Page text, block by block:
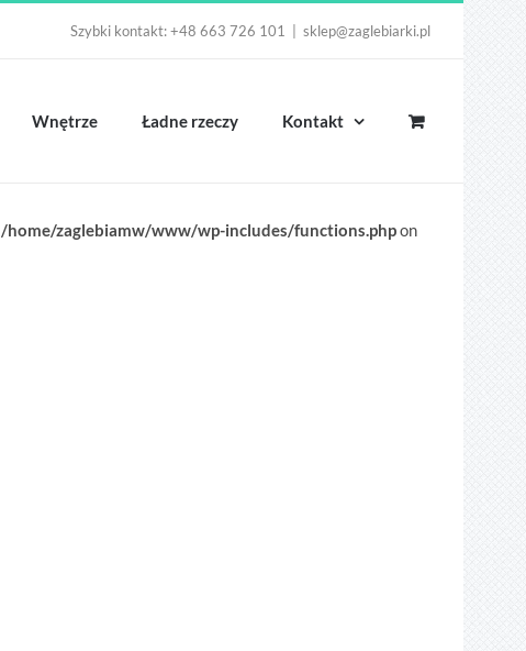
Szybki kontakt: +48 663 726 101 sklep@zaglebiarki.pl
Wnętrze Ładne rzeczy Kontakt
/home/zaglebiamw/www/wp-includes/functions.phpon